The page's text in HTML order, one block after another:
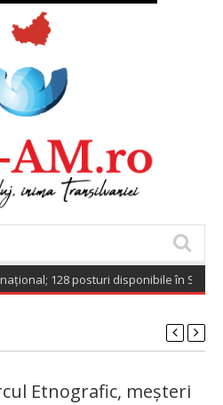
128 posturi disponibile în Spațiul
Etnografic, meșteri